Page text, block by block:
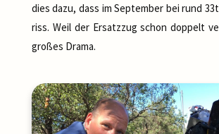
dies dazu, dass im September bei rund
riss. Weil der Ersatzzug schon doppelt
großes Drama.